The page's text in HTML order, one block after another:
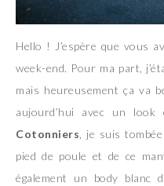
Hello ! J’espère que vous
week-end. Pour ma part,
mais heureusement ça va
aujourd’hui avec un
Cotonniers , je suis
pied de poule et de ce
également un body blanc